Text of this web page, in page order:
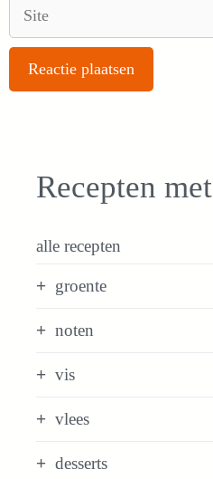
Recepten met
alle recepten
groente
noten
vis
vlees
desserts